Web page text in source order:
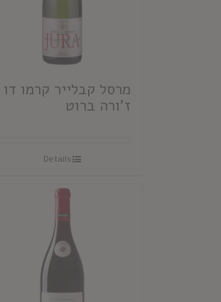
מרסל קבלייר קרמו דו
ז'ורה ברוט
Details